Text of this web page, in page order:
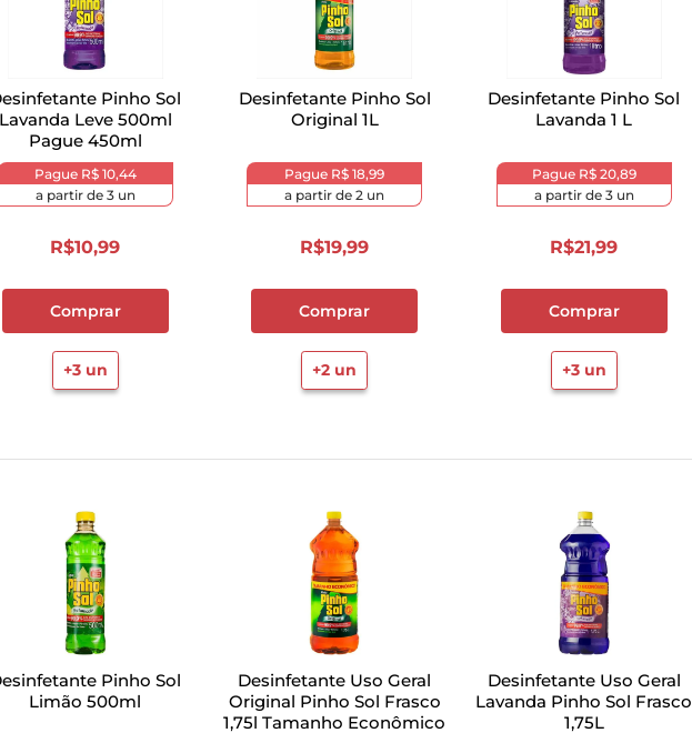
Pinho Sol
Leve 500ml
Pague 450ml
Pague R$ 10,44
a partir de 3un
R$10,99
Comprar
+3un
Desinfetante Pinho Sol
Original 1L
Pague R$ 18,99
a partir de2 un
R$19,99
Comprar
+2 un
Desinfetante Pinho Sol
Lavanda 1 L
Pague R$ 20,89
a partir de 3un
R$21,99
Comprar
+3un
Pinho Sol
Limão 500ml
Desinfetante Uso Geral
Original Pinho Sol Frasco
1,75l Tamanho Econômico
Desinfetante Uso Geral
Lavanda Pinho Sol Frasco
1,75L
8
cebola